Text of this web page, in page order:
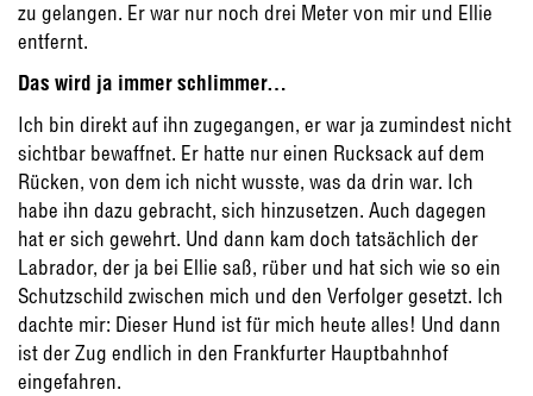
zu gelangen. Er war nur noch drei Meter von mir und Ellie
entfernt.
Das wird ja immer schlimmer…
Ich bin direkt auf ihn zugegangen, er war ja zumindest nicht
sichtbar bewaffnet. Er hatte nur einen Rucksack auf dem
Rücken, von dem ich nicht wusste, was da drin war. Ich
habe ihn dazu gebracht, sich hinzusetzen. Auch dagegen
hat er sich gewehrt. Und dann kam doch tatsächlich der
Labrador, der ja bei Ellie saß, rüber und hat sich wie so ein
Schutzschild zwischen mich und den Verfolger gesetzt. Ich
dachte mir: Dieser Hund ist für mich heute alles! Und dann
ist der Zug endlich in den Frankfurter Hauptbahnhof
eingefahren.